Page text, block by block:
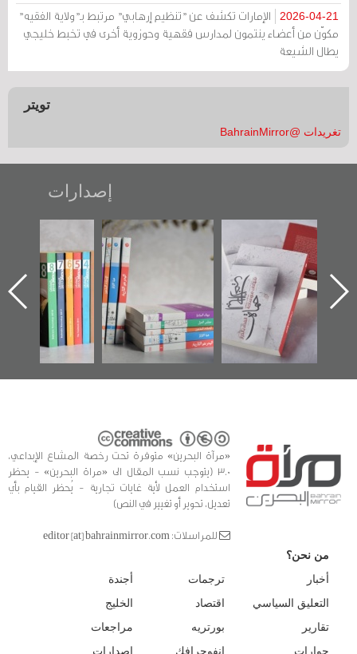
2026-04-21
الإمارات تكشف عن "تنظيم إرهابي" مرتبط بـ"ولاية الفقيه"
مكوّن من أعضاء ينتمون لمدارس فقهية وحوزوية أخرى في تخبط خليجي
يطال الشيعة
تويتر
تغريدات @BahrainMirror
إصدارات
"حماة الباب الأخير":
الإصدار الأول عن
اعتصام الدراز
وأحداث ساحة
الفداء لمركز أوال
للدراسات والتوثيق
تصنيف موضوعي
للوثائق البريطانية
يقدمه «مركز أوال»
في سلسلة من 5
كتب
تصدر حصاد
الساحات 2019
«مرآة البحرين» متوفرة تحت رخصة المشاع الإبداعي،
3.0 (يتوجب نسب المقال الى «مراة البحرين» - يحظر
استخدام العمل لأية غايات تجارية - يُحظر القيام بأي
تعديل، تحوير أو تغيير في النص)
للمراسلات: editor [at] bahrainmirror.com
من نحن؟
أخبار
التعليق السياسي
تقارير
حوارات
ترجمات
اقتصاد
بورتريه
انفوجرافك
أجندة
الخليج
مراجعات
إصدارات